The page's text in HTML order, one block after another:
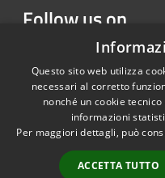
Follow us on
FacebookYoutube
RSS
Accessibility
Questo sito web utilizza
necessari al corretto
nonché un cookie
informazioni
Per maggiori dettagli, può
ACCETTA TUTTO